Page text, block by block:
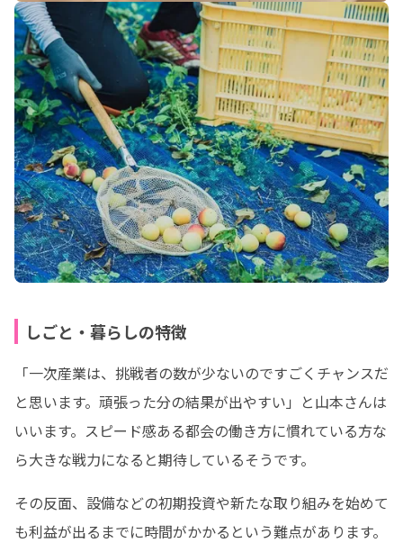
しごと・暮らしの特徴
「一次産業は、挑戦者の数が少ないのですごくチャンスだ
と思います。頑張った分の結果が出やすい」と山本さんは
いいます。スピード感ある都会の働き方に慣れている方な
ら大きな戦力になると期待しているそうです。
その反面、設備などの初期投資や新たな取り組みを始めて
も利益が出るまでに時間がかかるという難点があります。